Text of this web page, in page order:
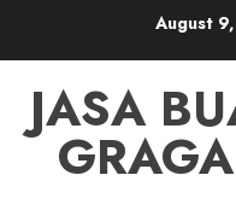
August
JASA